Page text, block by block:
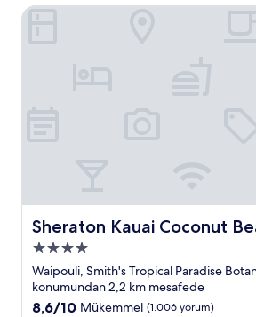
Sheraton Kauai Coconut
Sheraton Kauai Coconut Beach
4.0
yıldızlı
konaklama
yeri
Waipouli, Smith's Tropical Paradise
konumundan 2,2 km mesafede
10
8,6/10 Mükemmel (1.006 yorum)
Sheraton Kauai Coconut Beach Resort